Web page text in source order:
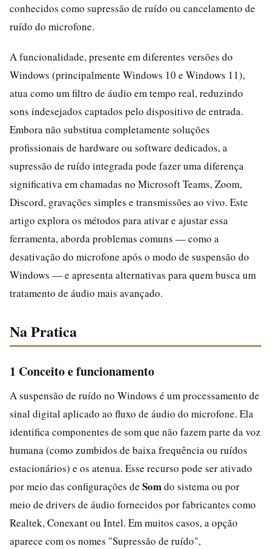
conhecidos como supressão de ruído ou cancelamento de
ruído do microfone.
A funcionalidade, presente em diferentes versões do
Windows (principalmente Windows 10 e Windows 11),
atua como um filtro de áudio em tempo real, reduzindo
sons indesejados captados pelo dispositivo de entrada.
Embora não substitua completamente soluções
profissionais de hardware ou software dedicados, a
supressão de ruído integrada pode fazer uma diferença
significativa em chamadas no Microsoft Teams, Zoom,
Discord, gravações simples e transmissões ao vivo. Este
artigo explora os métodos para ativar e ajustar essa
ferramenta, aborda problemas comuns — como a
desativação do microfone após o modo de suspensão do
Windows — e apresenta alternativas para quem busca um
tratamento de áudio mais avançado.
Na Pratica
1 Conceito e funcionamento
A suspensão de ruído no Windows é um processamento de
sinal digital aplicado ao fluxo de áudio do microfone. Ela
identifica componentes de som que não fazem parte da voz
humana (como zumbidos de baixa frequência ou ruídos
estacionários) e os atenua. Esse recurso pode ser ativado
por meio das configurações de Somdo sistema ou por
meio de drivers de áudio fornecidos por fabricantes como
Realtek, Conexant ou Intel. Em muitos casos, a opção
aparece com os nomes "Supressão de ruído",